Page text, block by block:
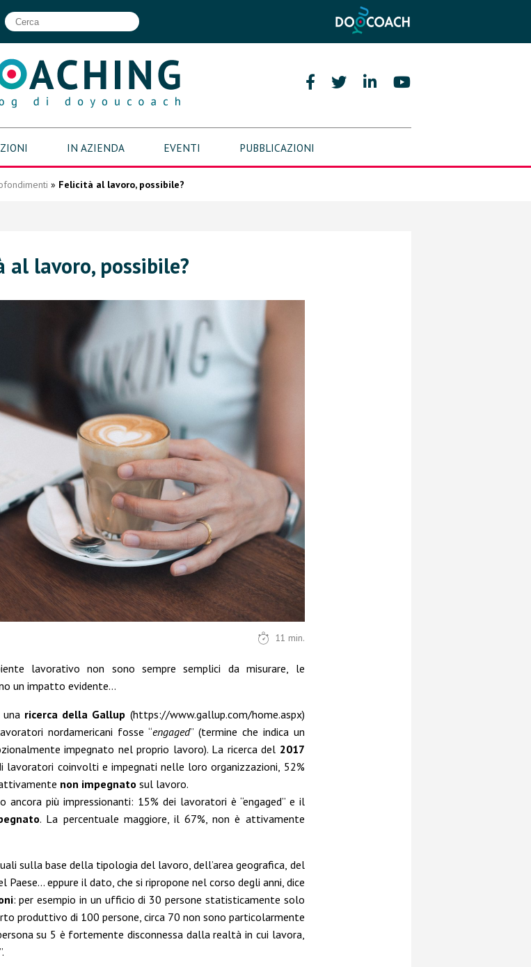
IN AZIENDA EVENTI PUBBLICAZIONI
» Felicità al lavoro, possibile?
al lavoro, possibile?
11 min.
lavorativo non sono sempre semplici da misurare, le
un impatto evidente…
una ricerca della Gallup (https://www.gallup.com/home.aspx)
nordamericani fosse “engaged” (termine che indica un
impegnato nel proprio lavoro). La ricerca del 2017
lavoratori coinvolti e impegnati nelle loro organizzazioni, 52%
non impegnato sul lavoro.
più impressionanti: 15% dei lavoratori è “engaged” e il
. La percentuale maggiore, il 67%, non è attivamente
sulla base della tipologia del lavoro, dell’area geografica, del
eppure il dato, che si ripropone nel corso degli anni, dice
: per esempio in un ufficio di 30 persone statisticamente solo
produttivo di 100 persone, circa 70 non sono particolarmente
su 5 è fortemente disconnessa dalla realtà in cui lavora,